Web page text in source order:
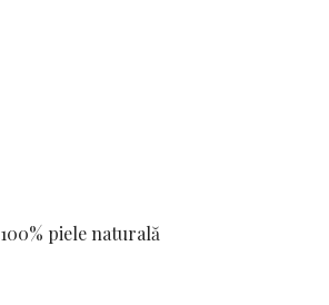
100% piele naturală